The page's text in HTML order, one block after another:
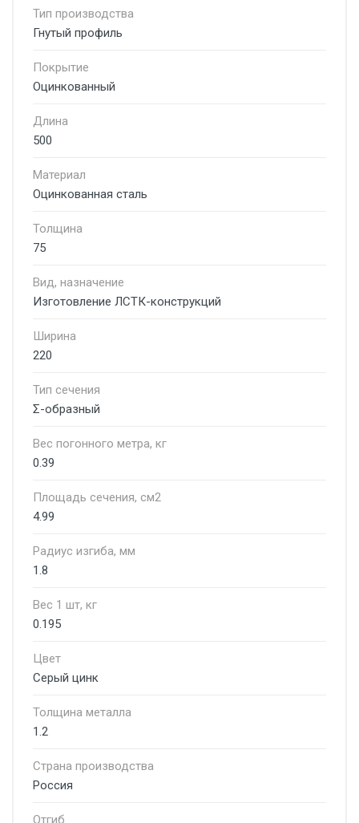
Тип производства
Гнутый профиль
Покрытие
Оцинкованный
Длина
500
Материал
Оцинкованная сталь
Толщина
75
Вид, назначение
Изготовление ЛСТК-конструкций
Ширина
220
Тип сечения
Σ-образный
Вес погонного метра, кг
0.39
Площадь сечения, см2
4.99
Радиус изгиба, мм
1.8
Вес 1 шт, кг
0.195
Цвет
Серый цинк
Толщина металла
1.2
Страна производства
Россия
Отгиб